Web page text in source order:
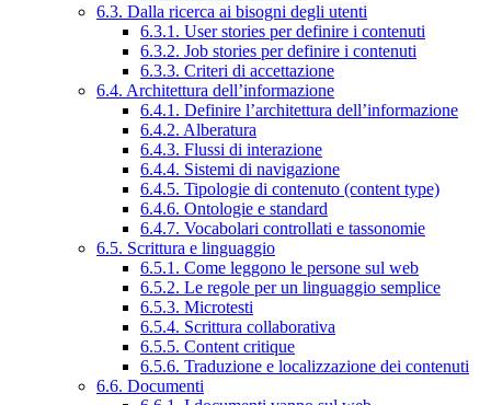
6.3. Dalla ricerca ai bisogni degli utenti
6.3.1. User stories per definire i contenuti
6.3.2. Job stories per definire i contenuti
6.3.3. Criteri di accettazione
6.4. Architettura dell’informazione
6.4.1. Definire l’architettura dell’informazione
6.4.2. Alberatura
6.4.3. Flussi di interazione
6.4.4. Sistemi di navigazione
6.4.5. Tipologie di contenuto (content type)
6.4.6. Ontologie e standard
6.4.7. Vocabolari controllati e tassonomie
6.5. Scrittura e linguaggio
6.5.1. Come leggono le persone sul web
6.5.2. Le regole per un linguaggio semplice
6.5.3. Microtesti
6.5.4. Scrittura collaborativa
6.5.5. Content critique
6.5.6. Traduzione e localizzazione dei contenuti
6.6. Documenti